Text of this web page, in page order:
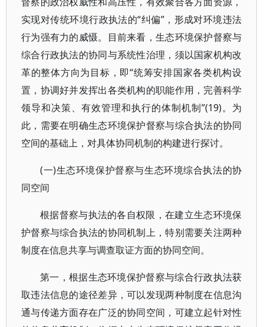
实现对传统环境行政执法的“纠偏”，形成对环境违法
行为强有力的威慑。目前来看，生态环境保护督察与
综合行政执法的协同与系统性治理，须以国家机构改
革的整体方向为目标，即“统筹安排国家各类机构设
置，协调好并发挥出各类机构的职能作用，完善科学
领导和决策、有效管理和执行的体制机制”(19)。为
此，需要在明确生态环境保护督察与综合执法的协同
空间的基础上，对具体协同机制的构建进行探讨。
(一)生态环境保护督察与生态环境综合执法的协
同空间
根据督察与执法的各自权限，在建立生态环境保
护督察与综合执法的协同机制上，特别需要关注两种
制度在信息共享与调查取证方面的协同空间。
第一，根据生态环境保护督察与综合行政执法获
取违法信息的途径差异，可以发现两种制度在信息沟
通与传递方面存在广泛的协同空间，可建立起针对性